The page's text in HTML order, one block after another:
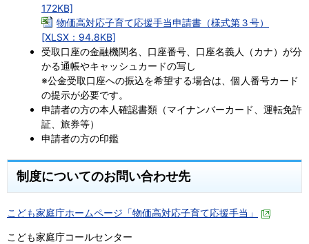
172KB]
物価高対応子育て応援手当申請書（様式第３号）
[XLSX：94.8KB]
受取口座の金融機関名、口座番号、口座名義人（カナ）が分
かる通帳やキャッシュカードの写し
※公金受取口座への振込を希望する場合は、個人番号カード
の提示が必要です。
申請者の方の本人確認書類（マイナンバーカード、運転免許
証、旅券等）
申請者の方の印鑑
制度についてのお問い合わせ先
こども家庭庁ホームページ「物価高対応子育て応援手当」
こども家庭庁コールセンター